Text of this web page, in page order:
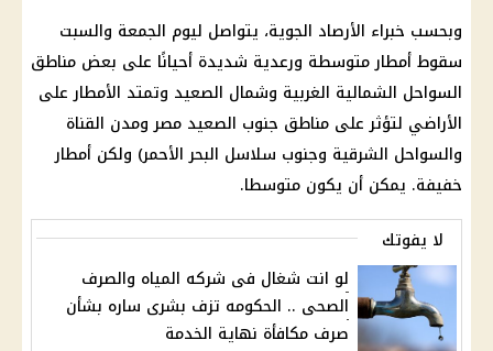
وبحسب خبراء الأرصاد الجوية، يتواصل ليوم الجمعة والسبت
سقوط أمطار متوسطة ورعدية شديدة أحيانًا على بعض مناطق
السواحل الشمالية الغربية وشمال الصعيد وتمتد الأمطار على
الأراضي لتؤثر على مناطق جنوب الصعيد مصر ومدن القناة
والسواحل الشرقية وجنوب سلاسل البحر الأحمر) ولكن أمطار
خفيفة. يمكن أن يكون متوسطا.
لا يفوتك
لو انت شغال فى شركه المياه والصرف
الصحى .. الحكومه تزف بشرى ساره بشأن
صرف مكافأة نهاية الخدمة